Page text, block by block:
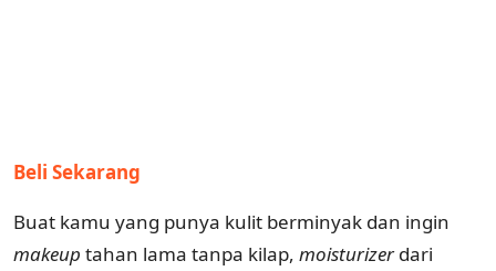
Beli Sekarang
Buat kamu yang punya kulit berminyak dan ingin
makeup tahan lama tanpa kilap, moisturizerdari